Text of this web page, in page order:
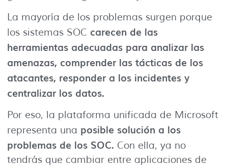
La mayoría de los problemas surgen porque
los sistemas SOC carecen de las
herramientas adecuadas para analizar las
amenazas, comprender las tácticas de los
atacantes, responder a los incidentes y
centralizar los datos.
Por eso, la plataforma unificada de Microsoft
representa una posible solución a los
problemas de los SOC. Con ella, ya no
tendrás que cambiar entre aplicaciones de